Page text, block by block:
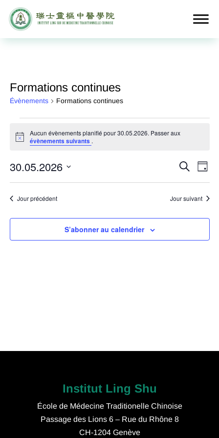
Formations continues
Évènements Formations continues
Évènements
for
30.05.2026
Notice
Aucun évènements planifié pour 30.05.2026. Passer aux
évènements suivants .
et
de
vues
Recherche
de
Jour
30.05.2026
Sélectionnez
une
Jour précédent Jour suivant
S’abonner au calendrier
Institut Ling Shu
École de Médecine Traditionelle Chinoise
Passage des Lions 6 – Rue du Rhône 8
CH-1204 Genève